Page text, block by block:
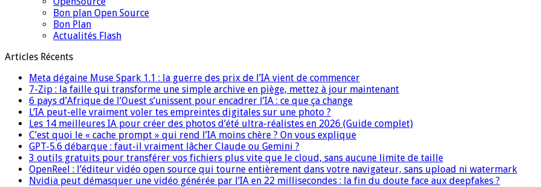
Bon plan Open Source
Bon Plan
Actualités Flash
Articles Récents
Meta dégaine Muse Spark 1.1 : la guerre des prix de l’IA vient de commencer
7-Zip : la faille qui transforme une simple archive en piège, mettez à jour maintenant
6 pays d’Afrique de l’Ouest s’unissent pour encadrer l’IA : ce que ça change
L’IA peut-elle vraiment voler tes empreintes digitales sur une photo ?
Les 14 meilleures IA pour créer des photos d’été ultra-réalistes en 2026 (Guide complet)
C’est quoi le « cache prompt » qui rend l’IA moins chère ? On vous explique
GPT-5.6 débarque : faut-il vraiment lâcher Claude ou Gemini ?
3 outils gratuits pour transférer vos fichiers plus vite que le cloud, sans aucune limite de taille
OpenReel : l’éditeur vidéo open source qui tourne entièrement dans votre navigateur, sans upload ni watermark
Nvidia peut démasquer une vidéo générée par l’IA en 22 millisecondes : la fin du doute face aux deepfakes ?